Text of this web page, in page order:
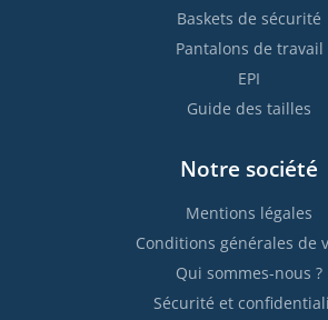
Baskets de sécurité
Pantalons de travail
EPI
Guide des tailles
Notre société
Mentions légales
Conditions générales de
Qui sommes-nous ?
Sécurité et